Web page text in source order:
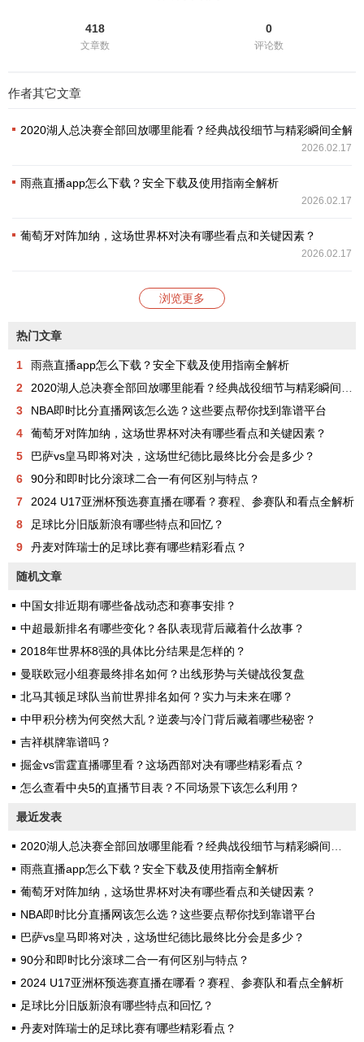
418
文章数
0
评论数
作者其它文章
2020湖人总决赛全部回放哪里能看？经典战役细节与精彩瞬间全解析
2026.02.17
雨燕直播app怎么下载？安全下载及使用指南全解析
2026.02.17
葡萄牙对阵加纳，这场世界杯对决有哪些看点和关键因素？
2026.02.17
浏览更多
热门文章
1
雨燕直播app怎么下载？安全下载及使用指南全解析
2
2020湖人总决赛全部回放哪里能看？经典战役细节与精彩瞬间全解析
3
NBA即时比分直播网该怎么选？这些要点帮你找到靠谱平台
4
葡萄牙对阵加纳，这场世界杯对决有哪些看点和关键因素？
5
巴萨vs皇马即将对决，这场世纪德比最终比分会是多少？
6
90分和即时比分滚球二合一有何区别与特点？
7
2024 U17亚洲杯预选赛直播在哪看？赛程、参赛队和看点全解析
8
足球比分旧版新浪有哪些特点和回忆？
9
丹麦对阵瑞士的足球比赛有哪些精彩看点？
随机文章
中国女排近期有哪些备战动态和赛事安排？
中超最新排名有哪些变化？各队表现背后藏着什么故事？
2018年世界杯8强的具体比分结果是怎样的？
曼联欧冠小组赛最终排名如何？出线形势与关键战役复盘
北马其顿足球队当前世界排名如何？实力与未来在哪？
中甲积分榜为何突然大乱？逆袭与冷门背后藏着哪些秘密？
吉祥棋牌靠谱吗？
掘金vs雷霆直播哪里看？这场西部对决有哪些精彩看点？
怎么查看中央5的直播节目表？不同场景下该怎么利用？
最近发表
2020湖人总决赛全部回放哪里能看？经典战役细节与精彩瞬间全解析
雨燕直播app怎么下载？安全下载及使用指南全解析
葡萄牙对阵加纳，这场世界杯对决有哪些看点和关键因素？
NBA即时比分直播网该怎么选？这些要点帮你找到靠谱平台
巴萨vs皇马即将对决，这场世纪德比最终比分会是多少？
90分和即时比分滚球二合一有何区别与特点？
2024 U17亚洲杯预选赛直播在哪看？赛程、参赛队和看点全解析
足球比分旧版新浪有哪些特点和回忆？
丹麦对阵瑞士的足球比赛有哪些精彩看点？